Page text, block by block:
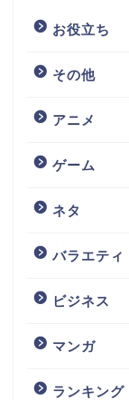
お役立ち
その他
アニメ
ゲーム
ネタ
バラエティ
ビジネス
マンガ
ランキング